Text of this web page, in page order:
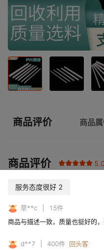
商品评价 商品
商品评价 5.0
服务态度很好 2
草**c 15件
商品与描述一致，质量也挺好的
d**7 400件 回头客